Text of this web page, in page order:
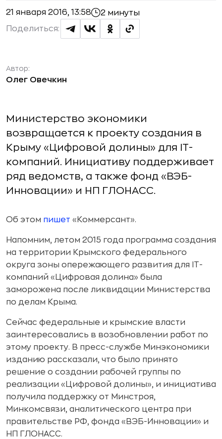
21 января 2016, 13:58 2 минуты
Поделиться:
Автор:
Олег Овечкин
Министерство экономики
возвращается к проекту создания в
Крыму «Цифровой долины» для IT-
компаний. Инициативу поддерживает
ряд ведомств, а также фонд «ВЭБ-
Инновации» и НП ГЛОНАСС.
Об этом пишет «Коммерсант».
Напомним, летом 2015 года программа создания
на территории Крымского федерального
округа зоны опережающего развития для IT-
компаний «Цифровая долина» была
заморожена после ликвидации Министерства
по делам Крыма.
Сейчас федеральные и крымские власти
заинтересовались в возобновлении работ по
этому проекту. В пресс-службе Минэкономики
изданию рассказали, что было принято
решение о создании рабочей группы по
реализации «Цифровой долины», и инициатива
получила поддержку от Минстроя,
Минкомсвязи, аналитического центра при
правительстве РФ, фонда «ВЭБ-Инновации» и
НП ГЛОНАСС.